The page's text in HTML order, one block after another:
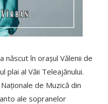
născut în orașul Vălenii de
plai al Văii Teleajănului.
de Muzică din
ale sopranelor